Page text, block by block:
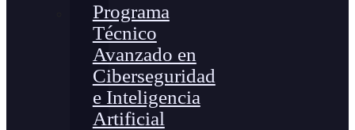
Programa
Técnico
Avanzado en
Ciberseguridad
e Inteligencia
Artificial